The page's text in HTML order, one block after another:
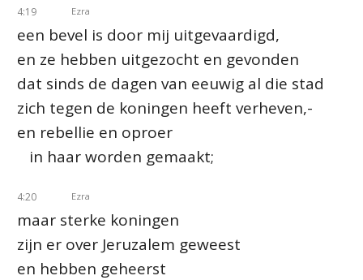
4:19 Ezra
een bevel is door mij uitgevaardigd,
en ze hebben uitgezocht en gevonden
dat sinds de dagen van eeuwig al die stad
zich tegen de koningen heeft verheven,-
en rebellie en oproer
in haar worden gemaakt;
4:20 Ezra
maar sterke koningen
zijn er over Jeruzalem geweest
en hebben geheerst